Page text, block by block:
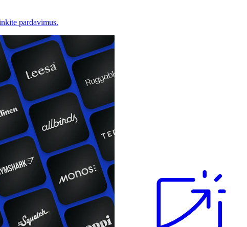
pardavimus.